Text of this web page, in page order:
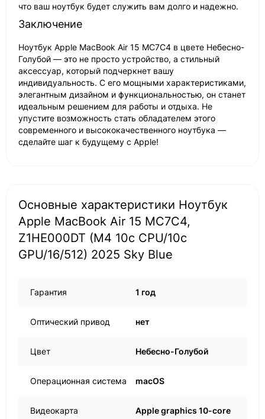
что ваш ноутбук будет служить вам долго и надежно.
Заключение
Ноутбук Apple MacBook Air 15 MC7C4 в цвете Небесно-
Голубой — это не просто устройство, а стильный
аксессуар, который подчеркнет вашу
индивидуальность. С его мощными характеристиками,
элегантным дизайном и функциональностью, он станет
идеальным решением для работы и отдыха. Не
упустите возможность стать обладателем этого
современного и высококачественного ноутбука —
сделайте шаг к будущему с Apple!
Основные характеристики Ноутбук
Apple MacBook Air 15 MC7C4,
Z1HE000DT (M4 10c CPU/10c
GPU/16/512) 2025 Sky Blue
Гарантия 1 год
Оптический привод нет
Цвет Небесно-Голубой
Операционная система macOS
Видеокарта Apple graphics 10-core